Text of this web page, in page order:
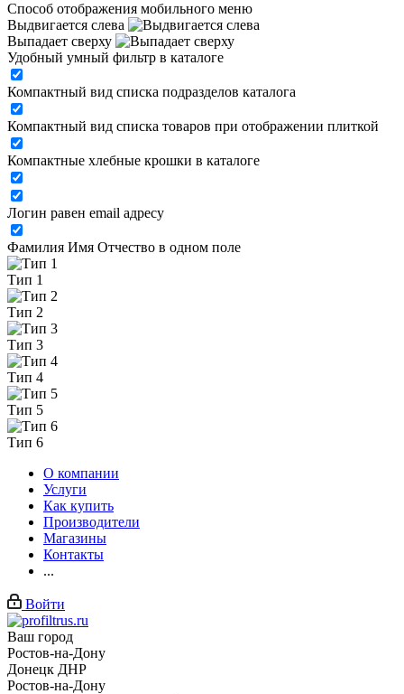
Способ отображения мобильного меню
Выдвигается слева
Выпадает сверху
Удобный умный фильтр в каталоге
Компактный вид списка подразделов каталога
Компактный вид списка товаров при отображении плиткой
Компактные хлебные крошки в каталоге
Логин равен email адресу
Фамилия Имя Отчество в одном поле
Тип 1
Тип 2
Тип 3
Тип 4
Тип 5
Тип 6
О компании
Услуги
Как купить
Производители
Магазины
Контакты
...
Войти
Ваш город
Ростов-на-Дону
Донецк ДНР
Ростов-на-Дону